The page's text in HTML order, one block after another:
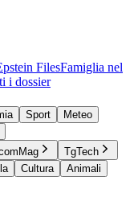
FilesFamiglia nel
i dossier
Sport
Meteo
TgTech
Cultura
Animali